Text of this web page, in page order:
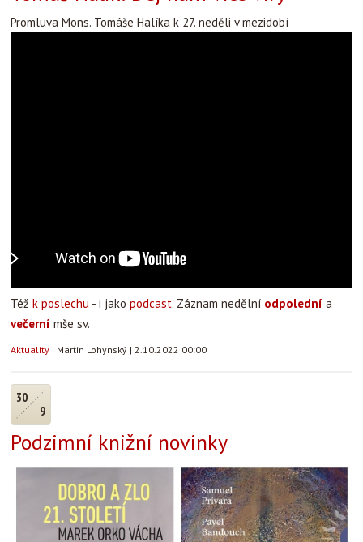
Promluva Mons. Tomáše Halíka k 27. neděli v mezidobí
Též k poslechu - i jako podcast. Záznam nedělní odpolední a
večerní mše sv.
Aktuality | Martin Lohynský | 2.10.2022 00:00
30
9
Podzimní knižní novinky